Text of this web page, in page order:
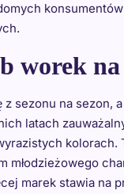
worek
sezonu na sezon,
latach
młodzieżowego
marek stawia na